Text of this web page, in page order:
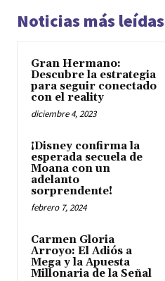
Noticias más leídas
Gran Hermano:
Descubre la estrategia
para seguir conectado
con el reality
diciembre 4, 2023
¡Disney confirma la
esperada secuela de
Moana con un
adelanto
sorprendente!
febrero 7, 2024
Carmen Gloria
Arroyo: El Adiós a
Mega y la Apuesta
Millonaria de la Señal